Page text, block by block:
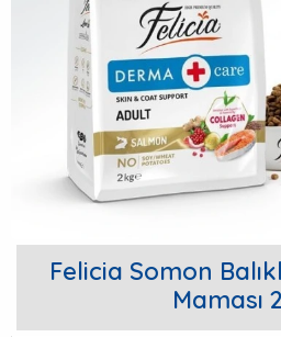
Felicia Somon
Maması